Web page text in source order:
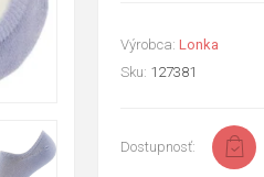
Výrobca: Lonka
Sku: 127381
Dostupnosť: